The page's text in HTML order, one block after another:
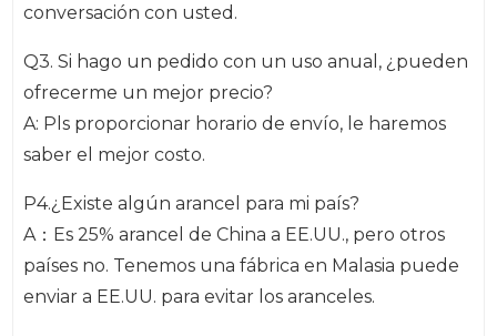
conversación con usted.
Q3. Si hago un pedido con un uso anual, ¿pueden
ofrecerme un mejor precio?
A: Pls proporcionar horario de envío, le haremos
saber el mejor costo.
P4.¿Existe algún arancel para mi país?
A：Es 25% arancel de China a EE.UU., pero otros
países no. Tenemos una fábrica en Malasia puede
enviar a EE.UU. para evitar los aranceles.